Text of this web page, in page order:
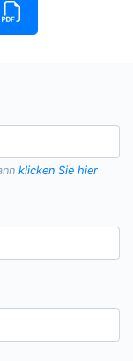
klicken Sie hier